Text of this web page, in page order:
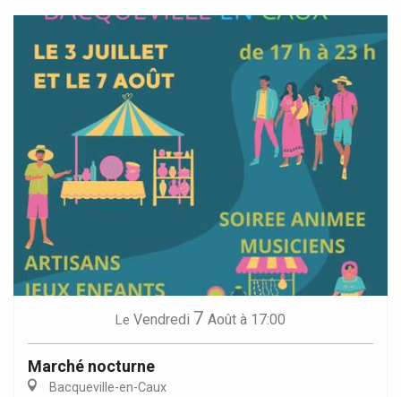
Le Vendredi 7 Août à 17:00
Marché nocturne
Bacqueville-en-Caux